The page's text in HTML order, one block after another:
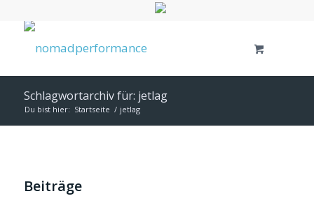
Schlagwortarchiv für: jetlag
Du bist hier: Startseite / jetlag
Beiträge